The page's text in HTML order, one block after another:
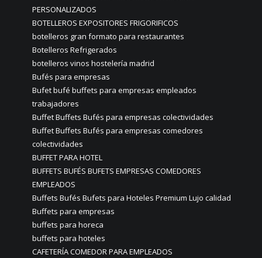
PERSONALIZADOS
BOTELLEROS EXPOSITORES FRIGORIFICOS
botelleros gran formato para restaurantes
Botelleros Refrigerados
botelleros vinos hostelería madrid
Bufés para empresas
Bufet bufé buffets para empresas empleados
trabajadores
Buffet Buffets Bufés para empresas colectividades
Buffet Buffets Bufés para empresas comedores
colectividades
BUFFET PARA HOTEL
BUFFETS BUFÉS BUFETS EMPRESAS COMEDORES
EMPLEADOS
Buffets Bufés Bufets para Hoteles Premium Lujo calidad
Buffets para empresas
buffets para horeca
buffets para hoteles
CAFETERÍA COMEDOR PARA EMPLEADOS